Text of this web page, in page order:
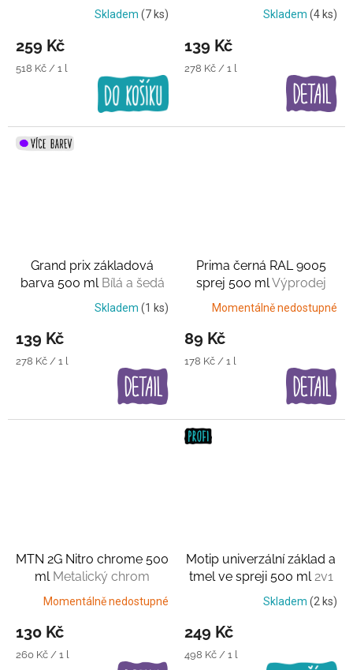
Skladem (7 ks)
259 Kč
Měrná
518 Kč / 1 l
Skladem (4 ks)
139 Kč
Měrná
278 Kč / 1 l
Grand prix základová
barva 500 ml Bílá a šedá
Skladem (1 ks)
139 Kč
Měrná
278 Kč / 1 l
Prima černá RAL 9005
sprej 500 mlVýprodej
Momentálně nedostupné
89 Kč
Měrná
178 Kč / 1 l
MTN 2G Nitro chrome 500
ml Metalický chrom
Momentálně nedostupné
130 Kč
Měrná
260 Kč / 1 l
Motip univerzální základ a
tmel ve spreji 500 ml2v1
Skladem (2 ks)
249 Kč
Měrná
498 Kč / 1 l